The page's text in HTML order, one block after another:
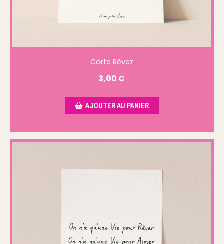
Carte Rêvez
3,00€
AJOUTER AU PANIER